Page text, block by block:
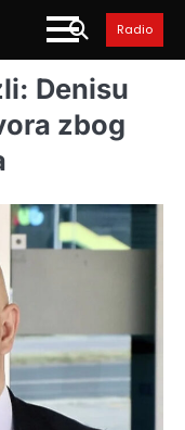
Radio
Denisu
zbog